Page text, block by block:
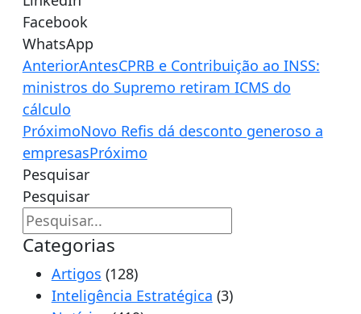
Facebook
WhatsApp
AnteriorAntesCPRB e Contribuição ao INSS:
ministros do Supremo retiram ICMS do
cálculo
PróximoNovo Refis dá desconto generoso a
empresasPróximo
Pesquisar
Pesquisar
Categorias
Artigos (128)
Inteligência Estratégica (3)